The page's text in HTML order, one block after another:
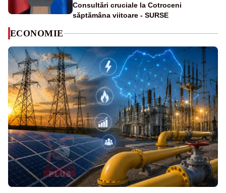
Consultări cruciale la Cotroceni
săptămâna viitoare - SURSE
ECONOMIE